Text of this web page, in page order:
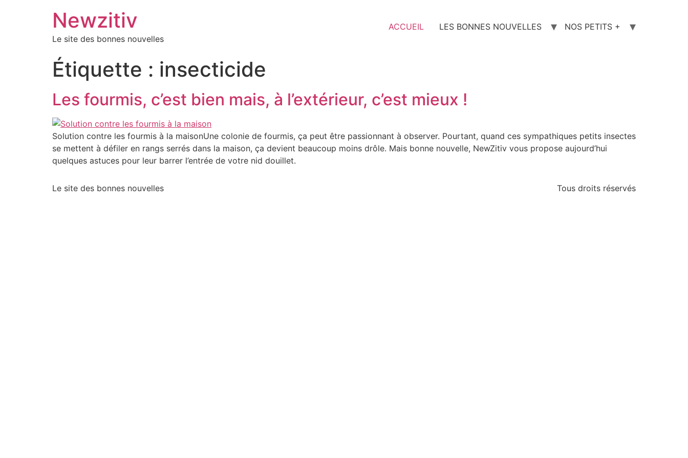
Newzitiv
Le site des bonnes nouvelles
ACCUEIL LES BONNES NOUVELLES NOS PETITS +
Étiquette : insecticide
Les fourmis, c’est bien mais, à l’extérieur, c’est mieux !
Solution contre les fourmis à la maisonUne colonie de fourmis, ça peut être passionnant à observer. Pourtant, quand ces sympathiques petits insectes
se mettent à défiler en rangs serrés dans la maison, ça devient beaucoup moins drôle. Mais bonne nouvelle, NewZitiv vous propose aujourd’hui
quelques astuces pour leur barrer l’entrée de votre nid douillet.
Le site des bonnes nouvelles Tous droits réservés